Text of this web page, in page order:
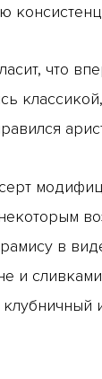
что
в
и
клубничный